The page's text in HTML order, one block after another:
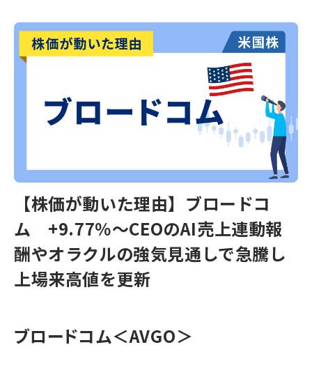
【株価が動いた理由】ブロードコ
ム +9.77％～CEOのAI売上連動報
酬やオラクルの強気見通しで急騰し
上場来高値を更新
ブロードコム＜AVGO＞